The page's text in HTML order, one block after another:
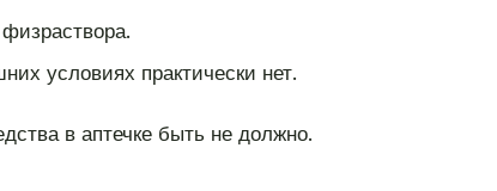
условиях практически нет.
в аптечке быть не должно.